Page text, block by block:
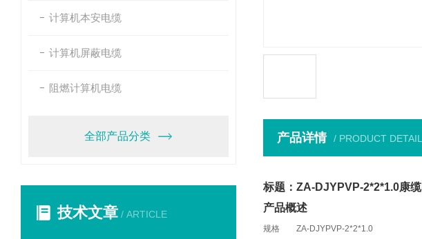
计算机本安电缆
计算机屏蔽电缆
阻燃计算机电缆
全部产品分类
技术文章 / ARTICLE
产品详情 / PRODUCT DETAIL
标题：ZA-DJYPVP-2*2*1.0康
产品概述
规格 ZA-DJYPVP-2*2*1.0